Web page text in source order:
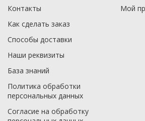
Контакты
Как сделать заказ
Способы доставки
Наши реквизиты
База знаний
Политика обработки
персональных данных
Согласие на обработку
Мой